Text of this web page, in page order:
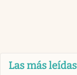
Las más leídas